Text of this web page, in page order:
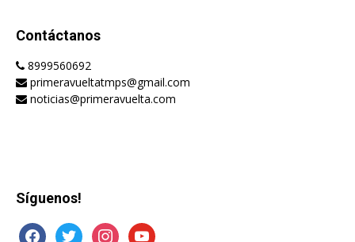
Contáctanos
8999560692
primeravueltatmps@gmail.com
noticias@primeravuelta.com
Síguenos!
facebooktwitter instagramyoutube